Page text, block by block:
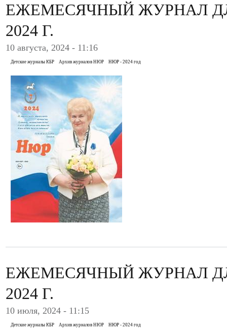
ЕЖЕМЕСЯЧНЫЙ ЖУРНАЛ
2024 Г.
10 августа, 2024 - 11:16
Детские журналы КБР Архив журналов НЮР НЮР - 2024 год
ЕЖЕМЕСЯЧНЫЙ ЖУРНАЛ
2024 Г.
10 июля, 2024 - 11:15
Детские журналы КБР Архив журналов НЮР НЮР - 2024 год